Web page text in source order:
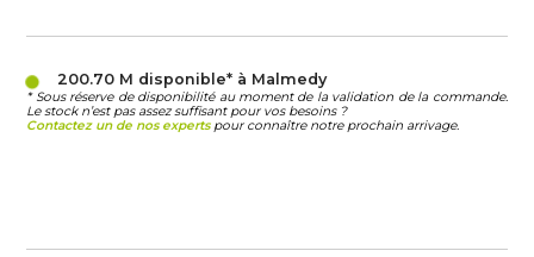
200.70 M disponible* à Malmedy
* Sous réserve de disponibilité au moment de la validation de la commande.
Le stock n’est pas assez suffisant pour vos besoins ?
Contactez un de nos expertspour connaître notre prochain arrivage.